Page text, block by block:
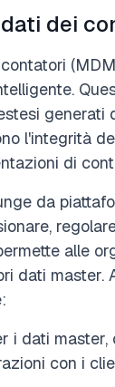
dei
generati
l'integrità
di
da
alle
dati master.
i dati
con i